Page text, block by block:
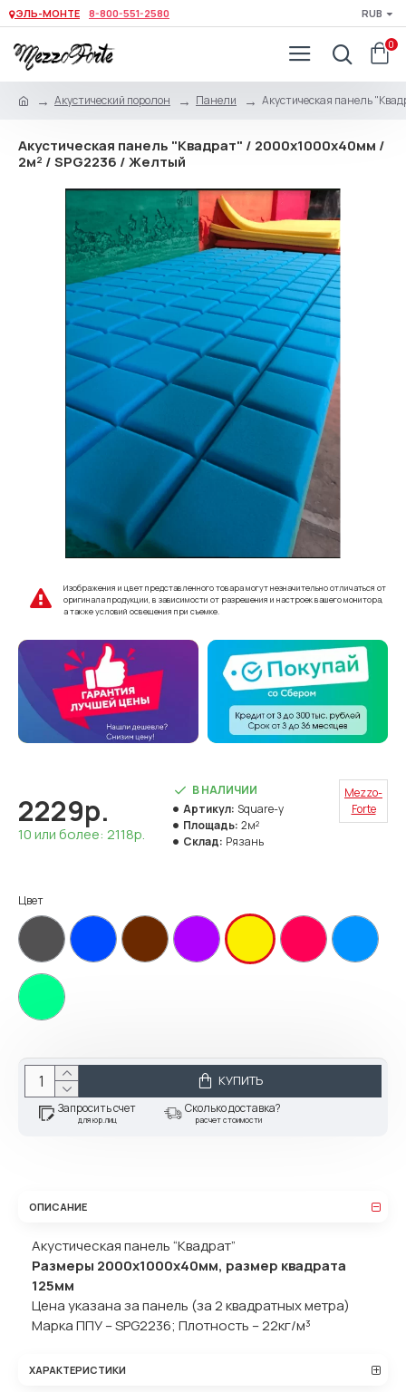
ЭЛЬ-МОНТЕ 8-800-551-2580 RUB
0
Акустический поролон Панели Акустическая панель
Акустическая панель "Квадрат" / 2000х1000х40мм /
2м² / SPG2236 / Желтый
Изображения и цвет представленного товара могут незначительно отличаться от
оригинала продукции, в зависимости от разрешения и настроек вашего монитора,
а также условий освещения при съемке.
2229р.
10 или более: 2118р.
В НАЛИЧИИ
Артикул: Square-y
Площадь: 2м²
Склад: Рязань
Mezzo-
Forte
Цвет
КУПИТЬ
Запросить счет
для юр.лиц
Сколько доставка?
расчет стоимости
ОПИСАНИЕ
Акустическая панель “Квадрат”
Размеры 2000х1000х40мм, размер квадрата
125мм
Цена указана за панель (за 2 квадратных метра)
Марка ППУ – SPG2236; Плотность – 22кг/м³
ХАРАКТЕРИСТИКИ